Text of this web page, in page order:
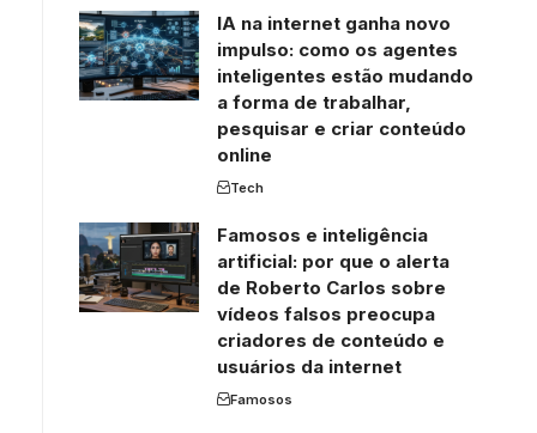
IA na internet ganha novo
impulso: como os agentes
inteligentes estão mudando
a forma de trabalhar,
pesquisar e criar conteúdo
online
Tech
Famosos e inteligência
artificial: por que o alerta
de Roberto Carlos sobre
vídeos falsos preocupa
criadores de conteúdo e
usuários da internet
Famosos